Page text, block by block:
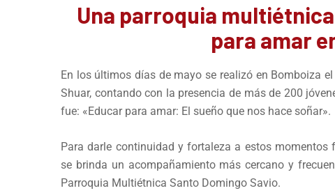
Una parroquia
para amar
En los últimos días de mayo se realizó en Bomboiza
Shuar, contando con la presencia de más de 200
fue: «Educar para amar: El sueño que nos hace soñar».
Para darle continuidad y fortaleza a estos
se brinda un acompañamiento más cercano y
Parroquia Multiétnica Santo Domingo Savio.